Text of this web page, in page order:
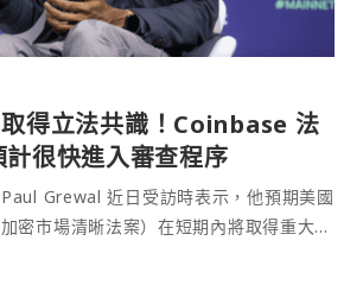
得立法共識！Coinbase 法
很快進入審查程序
Grewal 近日受訪時表示，他預期美國
密市場清晰法案）在短期內將取得重大進